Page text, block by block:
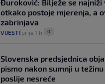
Đuroković: Bilježe se najniži
otkako postoje mjerenja, a
zabrinjava
VIJESTI prije 1 h 0
Slovenska predsjednica
pismo nakon sumnji u
poslije nesreće